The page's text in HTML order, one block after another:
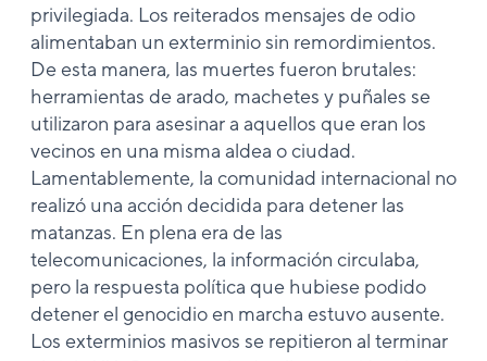
privilegiada. Los reiterados mensajes de odio
alimentaban un exterminio sin remordimientos.
De esta manera, las muertes fueron brutales:
herramientas de arado, machetes y puñales se
utilizaron para asesinar a aquellos que eran los
vecinos en una misma aldea o ciudad.
Lamentablemente, la comunidad internacional no
realizó una acción decidida para detener las
matanzas. En plena era de las
telecomunicaciones, la información circulaba,
pero la respuesta política que hubiese podido
detener el genocidio en marcha estuvo ausente.
Los exterminios masivos se repitieron al terminar